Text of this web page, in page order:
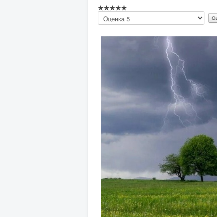
Пожалуйста,
оцените